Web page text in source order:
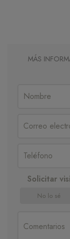
MÁS
Solicitar
No lo sé